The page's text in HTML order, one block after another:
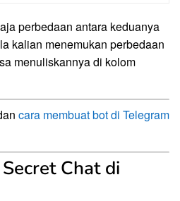
perbedaan antara keduanya
kalian menemukan perbedaan
menuliskannya di kolom
cara membuat bot di Telegram
Chat di